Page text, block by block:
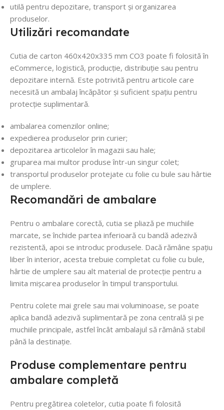
utilă pentru depozitare, transport și organizarea
produselor.
Utilizări recomandate
Cutia de carton 460x420x335 mm CO3 poate fi folosită în
eCommerce, logistică, producție, distribuție sau pentru
depozitare internă. Este potrivită pentru articole care
necesită un ambalaj încăpător și suficient spațiu pentru
protecție suplimentară.
ambalarea comenzilor online;
expedierea produselor prin curier;
depozitarea articolelor în magazii sau hale;
gruparea mai multor produse într-un singur colet;
transportul produselor protejate cu folie cu bule sau hârtie
de umplere.
Recomandări de ambalare
Pentru o ambalare corectă, cutia se pliază pe muchiile
marcate, se închide partea inferioară cu bandă adezivă
rezistentă, apoi se introduc produsele. Dacă rămâne spațiu
liber în interior, acesta trebuie completat cu folie cu bule,
hârtie de umplere sau alt material de protecție pentru a
limita mișcarea produselor în timpul transportului.
Pentru colete mai grele sau mai voluminoase, se poate
aplica bandă adezivă suplimentară pe zona centrală și pe
muchiile principale, astfel încât ambalajul să rămână stabil
până la destinație.
Produse complementare pentru
ambalare completă
Pentru pregătirea coletelor, cutia poate fi folosită